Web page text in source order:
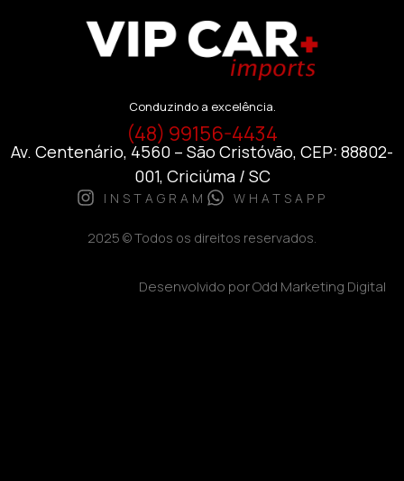
Conduzindo a excelência.
(48) 99156-4434
Av. Centenário, 4560 – São Cristóvão, CEP: 88802-
001, Criciúma / SC
INSTAGRAM WHATSAPP
2025 © Todos os direitos reservados.
Desenvolvido por Odd Marketing Digital